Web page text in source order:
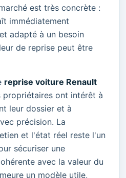
est très concrète :
immédiatement
adapté à un besoin
de reprise peut être
reprise voiture Renault
propriétaires ont intérêt à
leur dossier et à
précision. La
et l'état réel reste l'un
sécuriser une
avec la valeur du
un modèle utile,